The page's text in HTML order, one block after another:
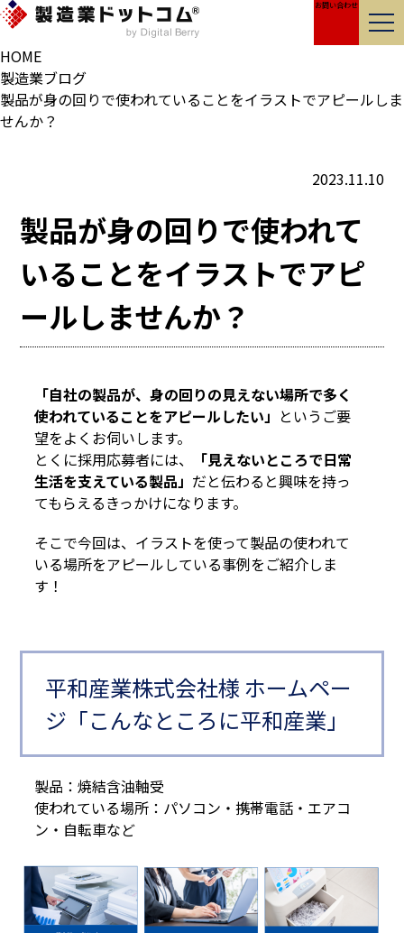
お問い合わせ
HOME
製造業ブログ
製品が身の回りで使われていることをイラストでアピールしま
せんか？
2023.11.10
製品が身の回りで使われて
いることをイラストでアピ
ールしませんか？
「自社の製品が、身の回りの見えない場所で多く
使われていることをアピールしたい」 というご要
望をよくお伺いします。
とくに採用応募者には、
「見えないところで日常
生活を支えている製品」 だと伝わると興味を持っ
てもらえるきっかけになります。
そこで今回は、イラストを使って製品の使われて
いる場所をアピールしている事例をご紹介しま
す！
平和産業株式会社様 ホームペー
ジ「こんなところに平和産業」
製品：焼結含油軸受
使われている場所：パソコン・携帯電話・エアコ
ン・自転車など